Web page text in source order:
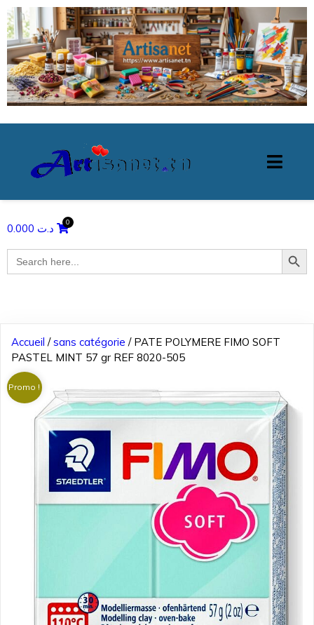
د.ت
Search
for:
Search Button
Accueil /sans catégorie / PATE POLYMERE FIMO SOFT
PASTEL MINT 57 gr REF 8020-505
Promo !